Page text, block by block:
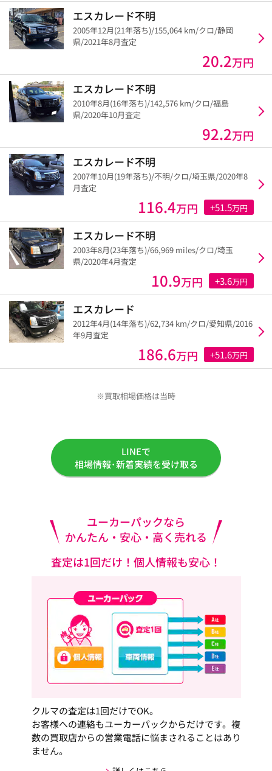
エスカレード不明
2005年12月(21年落ち)/155,064 km/クロ/静岡
県/2021年8月査定
20.2万円
エスカレード不明
2010年8月(16年落ち)/142,576 km/クロ/福島
県/2020年10月査定
92.2万円
エスカレード不明
2007年10月(19年落ち)/不明/クロ/埼玉県/2020年8
月査定
116.4万円 +51.5万円
エスカレード不明
2003年8月(23年落ち)/66,969 miles/クロ/埼玉
県/2020年4月査定
10.9万円 +3.6万円
エスカレード
2012年4月(14年落ち)/62,734 km/クロ/愛知県/2016
年9月査定
186.6万円 +51.6万円
※買取相場価格は当時
LINEで
相場情報･新着実績を受け取る
ユーカーパックなら
かんたん・安心・高く売れる
査定は1回だけ！個人情報も安心！
クルマの査定は1回だけでOK。
お客様への連絡もユーカーパックからだけです。複
数の買取店からの営業電話に悩まされることはあり
ません。